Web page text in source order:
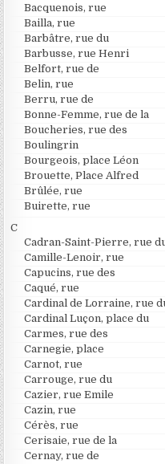
Bacquenois, rue
Bailla, rue
Barbâtre, rue du
Barbusse, rue Henri
Belfort, rue de
Belin, rue
Berru, rue de
Bonne-Femme, rue de la
Boucheries, rue des
Boulingrin
Bourgeois, place Léon
Brouette, Place Alfred
Brûlée, rue
Buirette, rue
C
Cadran-Saint-Pierre, rue
Camille-Lenoir, rue
Capucins, rue des
Caqué, rue
Cardinal de Lorraine, rue
Cardinal Luçon, place du
Carmes, rue des
Carnegie, place
Carnot, rue
Carrouge, rue du
Cazier, rue Emile
Cazin, rue
Cérès, rue
Cerisaie, rue de la
Cernay, rue de